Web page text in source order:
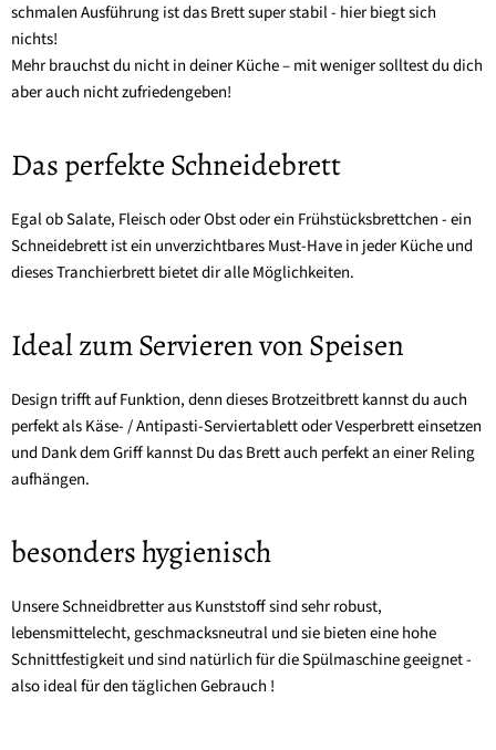
schmalen Ausführung ist das Brett super stabil - hier biegt sich
nichts!
Mehr brauchst du nicht in deiner Küche – mit weniger solltest du dich
aber auch nicht zufriedengeben!
Das perfekte Schneidebrett
Egal ob Salate, Fleisch oder Obst oder ein Frühstücksbrettchen - ein
Schneidebrett ist ein unverzichtbares Must-Have in jeder Küche und
dieses Tranchierbrett bietet dir alle Möglichkeiten.
Ideal zum Servieren von Speisen
Design trifft auf Funktion, denn dieses Brotzeitbrett kannst du auch
perfekt als Käse- / Antipasti-Serviertablett oder Vesperbrett einsetzen
und Dank dem Griff kannst Du das Brett auch perfekt an einer Reling
aufhängen.
besonders hygienisch
Unsere Schneidbretter aus Kunststoff sind sehr robust,
lebensmittelecht, geschmacksneutral und sie bieten eine hohe
Schnittfestigkeit und sind natürlich für die Spülmaschine geeignet -
also ideal für den täglichen Gebrauch !